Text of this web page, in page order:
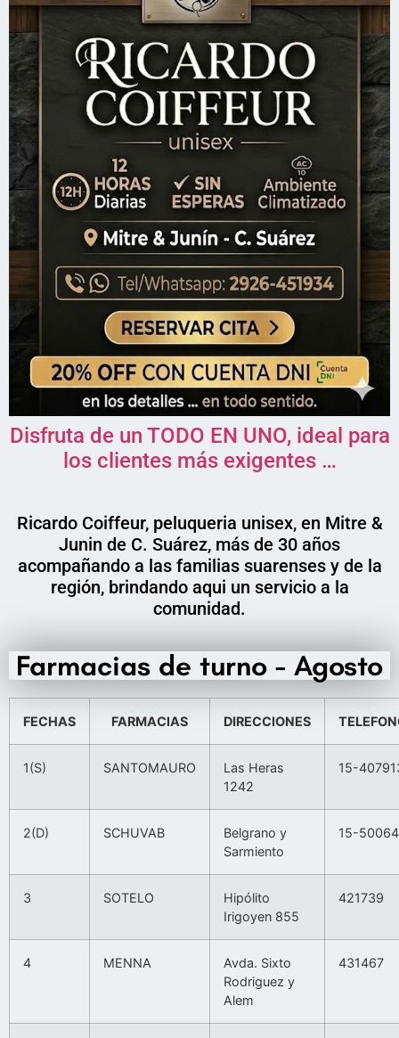
Disfruta de un TODO EN UNO, ideal para
los clientes más exigentes …
Ricardo Coiffeur, peluqueria unisex, en Mitre &
Junin de C. Suárez, más de 30 años
acompañando a las familias suarenses y de la
región, brindando aqui un servicio a la
comunidad.
Farmacias de turno - Agosto
FECHAS FARMACIAS DIRECCIONES
1(S) SANTOMAURO
Las Heras
1242
15-
2(D) SCHUVAB
Belgrano y
Sarmiento
15-
3 SOTELO
Hipólito
Irigoyen 855
421739
4 MENNA
Avda. Sixto
Rodriguez y
Alem
431467